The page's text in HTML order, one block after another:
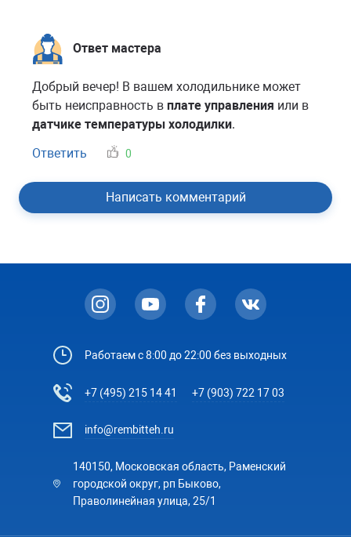
Ответ мастера
Добрый вечер! В вашем холодильнике может
быть неисправность в плате управления или в
датчике температуры холодилки.
Ответить
0
Написать комментарий
Работаем с 8:00 до 22:00 без выходных
+7 (495) 215 14 41 +7 (903) 722 17 03
info@rembitteh.ru
140150, Московская область, Раменский
городской округ, рп Быково,
Праволинейная улица, 25/1